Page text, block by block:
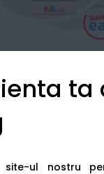
ta
site-ul nostru
105 Black -
originala